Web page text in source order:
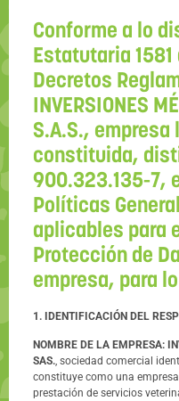
Conforme a lo
Estatutaria
Decretos
INVERSIONES
S.A.S., empresa
constituida,
900.323.135-7,
Políticas
aplicables para
Protección de
empresa, para
1. IDENTIFICACIÓN DEL
NOMBRE DE LA EMPRESA:
SAS., sociedad comercial
constituye como una
prestación de servicios